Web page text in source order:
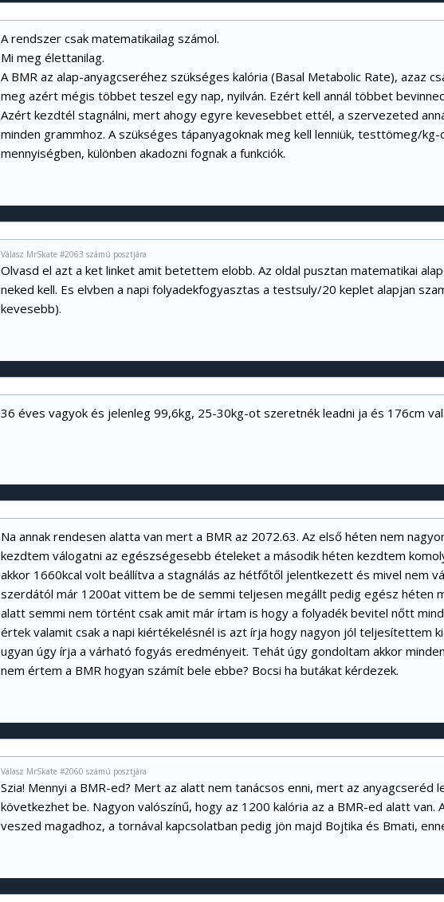
A rendszer csak matematikailag számol.
Mi meg élettanilag.
A BMR az alap-anyagcseréhez szükséges kalória (Basal Metabolic Rate), azaz
meg azért mégis többet teszel egy nap, nyilván. Ezért kell annál többet
Azért kezdtél stagnálni, mert ahogy egyre kevesebbet ettél, a szervezeted
minden grammhoz. A szükséges tápanyagoknak meg kell lenniük, testtömeg/
mennyiségben, különben akadozni fognak a funkciók.
Válasz MrSkate #2063 számú posztjára
Olvasd el azt a ket linket amit betettem elobb. Az oldal pusztan matematikai
neked kell. Es elvben a napi folyadekfogyasztas a testsuly/20 keplet alapjan
kevesebb).
36 éves vagyok és jelenleg 99,6kg, 25-30kg-ot szeretnék leadni ja és 176cm
Na annak rendesen alatta van mert a BMR az 2072.63. Az első héten nem
kezdtem válogatni az egészségesebb ételeket a második héten kezdtem
akkor 1660kcal volt beállítva a stagnálás az hétfőtől jelentkezett és mivel nem
szerdától már 1200at vittem be de semmi teljesen megállt pedig egész héten
alatt semmi nem történt csak amit már írtam is hogy a folyadék bevitel nőtt
értek valamit csak a napi kiértékelésnél is azt írja hogy nagyon jól teljesítettem
ugyan úgy írja a várható fogyás eredményeit. Tehát úgy gondoltam akkor
nem értem a BMR hogyan számít bele ebbe? Bocsi ha butákat kérdezek.
Válasz MrSkate #2060 számú posztjára
Szia! Mennyi a BMR-ed? Mert az alatt nem tanácsos enni, mert az anyagcseréd
következhet be. Nagyon valószínű, hogy az 1200 kalória az a BMR-ed alatt van.
veszed magadhoz, a tornával kapcsolatban pedig jön majd Bojtika és Bmati,